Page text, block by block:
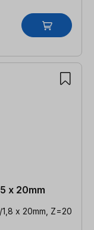
x 20mm
1,8 x 20mm, Z=20